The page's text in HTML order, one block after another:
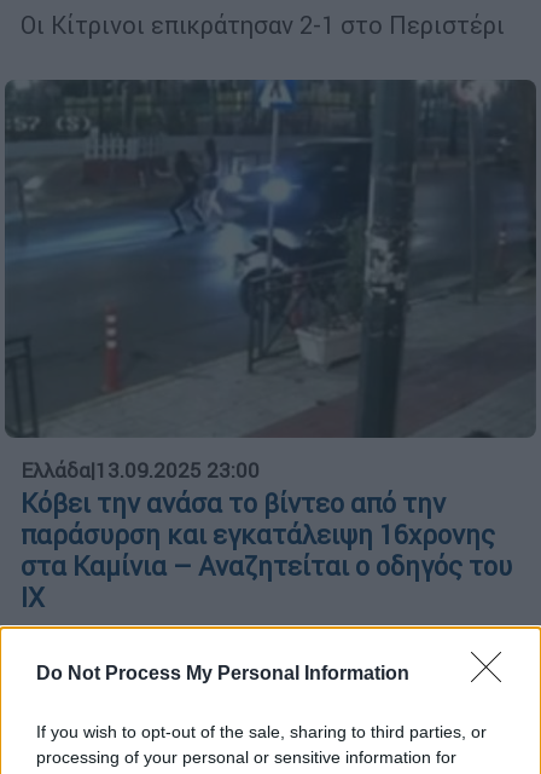
Do Not Process My Personal Information
If you wish to opt-out of the sale, sharing to third parties, or
processing of your personal or sensitive information for
Οι Κίτρινοι επικράτησαν 2-1 στο Περιστέρι
Ελλάδα|13.09.2025 23:00
Κόβει την ανάσα το βίντεο από την
παράσυρση και εγκατάλειψη 16χρονης
στα Καμίνια – Αναζητείται ο οδηγός του
ΙΧ
κάμερα της περιοχής, συνέβη το βράδυ της